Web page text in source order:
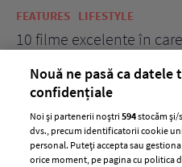
FEATURES LIFESTYLE
10 filme excelente în
Nouă ne pasă ca datele
confidențiale
Noi și partenerii noștri594stocăm și/
dvs., precum identificatorii cookie
personal. Puteți accepta sau
orice moment, pe pagina cu politica